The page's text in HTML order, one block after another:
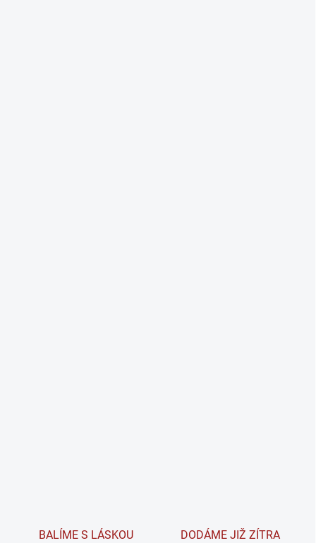
BALÍME S LÁSKOU DODÁME JIŽ ZÍTRA